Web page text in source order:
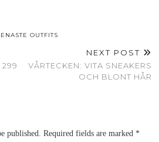
OUTFITS
299
NEXT POST
VÅRTECKEN: VITA SNEAKERS
OCH BLONT HÅR
published. Required fields are marked *